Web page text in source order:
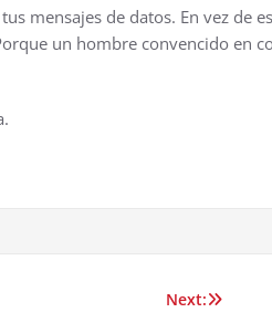
mensajes de datos. En vez de
un hombre convencido en
Next: